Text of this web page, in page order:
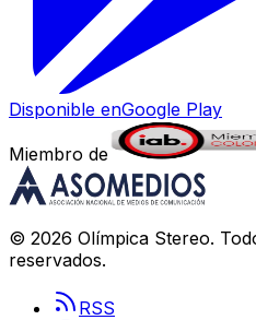
Disponible enGoogle Play
Miembro de
© 2026 Olímpica Stereo.
reservados.
RSS